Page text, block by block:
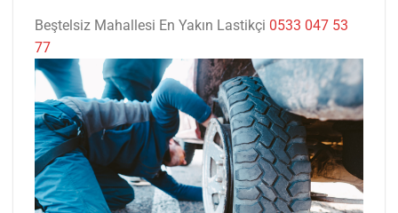
Beştelsiz Mahallesi En Yakın Lastikçi 0533 047 53
77